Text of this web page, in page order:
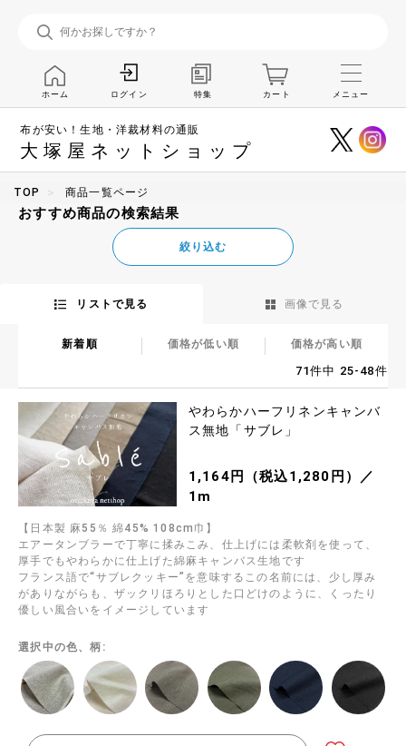
布が安い！生地・洋裁材料の通販
大塚屋ネットショップ
ホーム ログイン 特集 カート メニュー
TOP 商品一覧ページ
おすすめ商品の検索結果
リストで見る 画像で見る
絞り込む
新着順 価格が低い順 価格が高い順
71件中 25-48件
やわらかハーフリネンキャンバ
ス無地「サブレ」
1,164円（税込1,280円）／
1m
【日本製 麻55％ 綿45% 108cm巾】
エアータンブラーで丁寧に揉みこみ、仕上げには柔軟剤を使って、
厚手でもやわらかに仕上げた綿麻キャンバス生地です
フランス語で“サブレクッキー”を意味するこの名前には、少し厚み
がありながらも、ザックリほろりとした口どけのように、くったり
優しい風合いをイメージしています
選択中の色、柄: